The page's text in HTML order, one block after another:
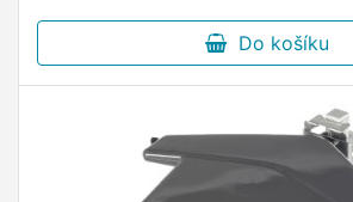
Do košíku